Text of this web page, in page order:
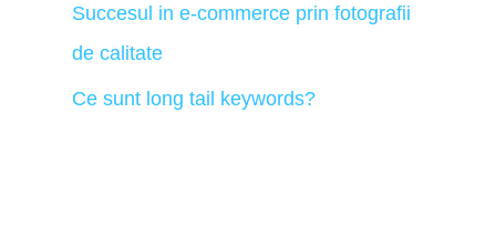
Succesul in e-commerce prin fotografii
de calitate
Ce sunt long tail keywords?